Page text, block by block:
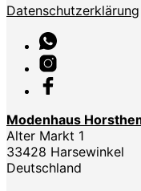
Datenschutzerklärung
Modenhaus
Alter Markt 1
33428 Harsewinkel
Deutschland